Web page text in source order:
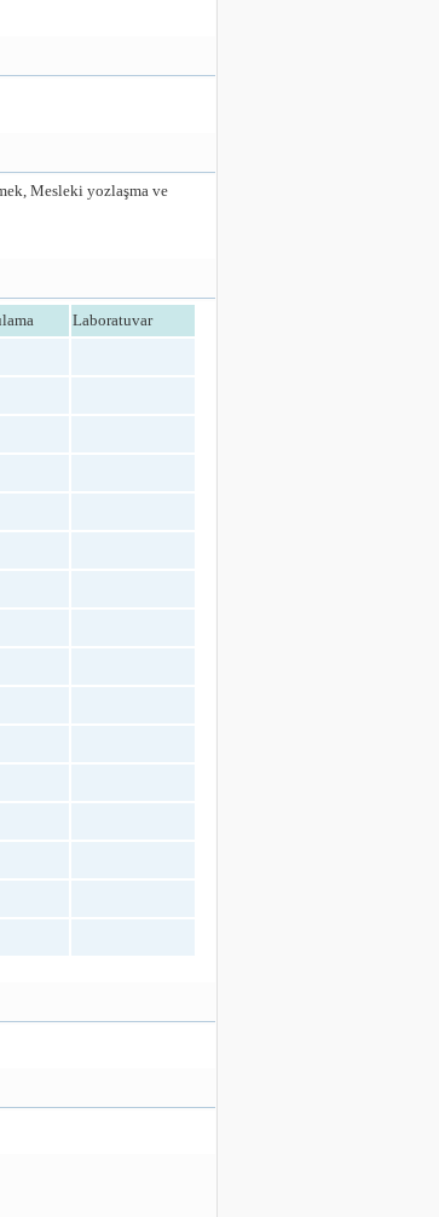
Mesleki yozlaşma ve
Laboratuvar